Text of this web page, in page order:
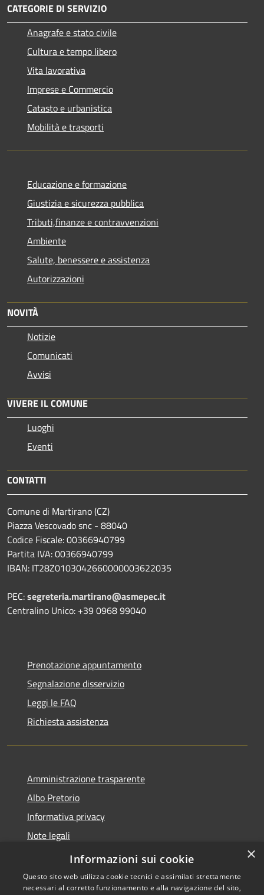
CATEGORIE DI SERVIZIO
Anagrafe e stato civile
Cultura e tempo libero
Vita lavorativa
Imprese e Commercio
Catasto e urbanistica
Mobilità e trasporti
Educazione e formazione
Giustizia e sicurezza pubblica
Tributi,finanze e contravvenzioni
Ambiente
Salute, benessere e assistenza
Autorizzazioni
NOVITÀ
Notizie
Comunicati
Avvisi
VIVERE IL COMUNE
Luoghi
Eventi
CONTATTI
Comune di Martirano (CZ)
Piazza Vescovado snc - 88040
Codice Fiscale: 00366940799
Partita IVA: 00366940799
IBAN: IT28Z0103042660000003622035
PEC:segreteria.martirano@asmepec.it
Centralino Unico: +39 0968 99040
Prenotazione appuntamento
Segnalazione disservizio
Leggi le FAQ
Richiesta assistenza
Amministrazione trasparente
Albo Pretorio
Informativa privacy
Note legali
Dichiarazione di accessibilità
×
Informazioni sui cookie
Questo sito web utilizza cookie tecnici e assimilati strettamente
necessari al corretto funzionamento e alla navigazione del sito,